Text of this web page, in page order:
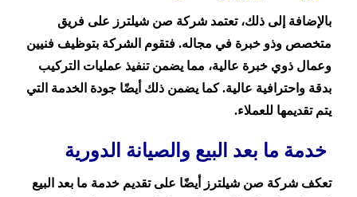
بالإضافة إلى ذلك، تعتمد شركة صن شيلترز على فريق
متخصص وذو خبرة في مجاله. فتقوم الشركة بتوظيف فنيين
وعمال ذوي خبرة عالية، مما يضمن تنفيذ عمليات التركيب
بدقة واحترافية عالية. كما يضمن ذلك أيضًا جودة الخدمة التي
يتم تقديمها للعملاء.
خدمة ما بعد البيع والصيانة الدورية
تعكف شركة صن شيلترز أيضًا على تقديم خدمة ما بعد البيع